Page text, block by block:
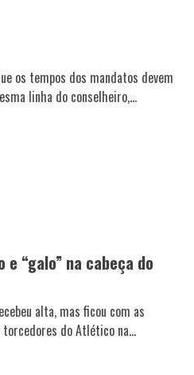
os tempos dos mandatos devem
linha do conselheiro,...
“galo” na cabeça do
alta, mas ficou com as
do Atlético na...